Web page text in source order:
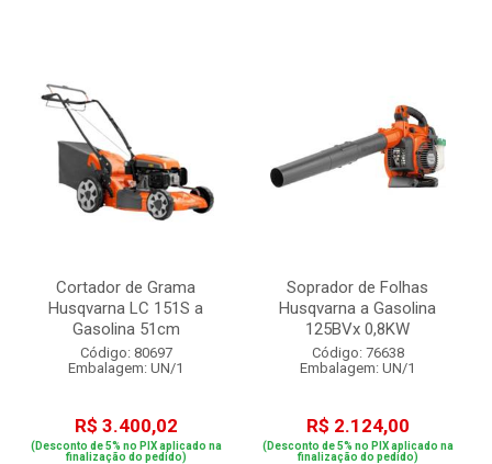
Cortador de Grama
Husqvarna LC 151S a
Gasolina 51cm
Código: 80697
Embalagem: UN/1
R$ 3.400,02
(Desconto de 5% no PIX aplicado na
finalização do pedido)
Soprador de Folhas
Husqvarna a Gasolina
125BVx 0,8KW
Código: 76638
Embalagem: UN/1
R$ 2.124,00
(Desconto de 5% no PIX aplicado na
finalização do pedido)